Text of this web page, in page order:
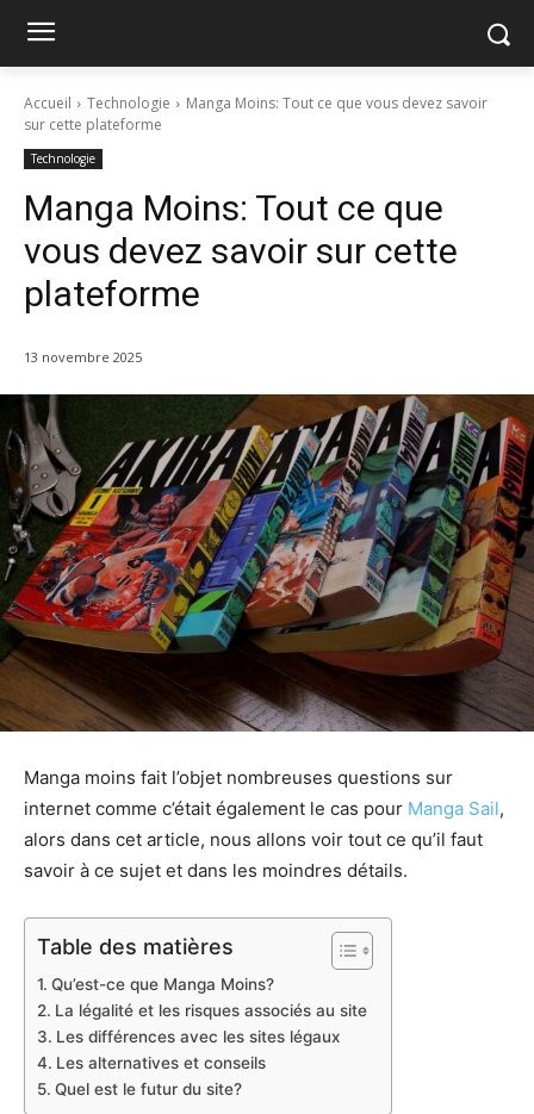
Accueil Technologie
Manga Moins: Tout ce que vous devez savoir
sur cette plateforme
Technologie
Manga Moins: Tout ce que
vous devez savoir sur cette
plateforme
13 novembre 2025
Manga moins fait l’objet nombreuses questions sur
internet comme c’était également le cas pour Manga Sail,
alors dans cet article, nous allons voir tout ce qu’il faut
savoir à ce sujet et dans les moindres détails.
Table des matières
Qu’est-ce que Manga Moins?
La légalité et les risques associés au site
Les différences avec les sites légaux
Les alternatives et conseils
Quel est le futur du site?